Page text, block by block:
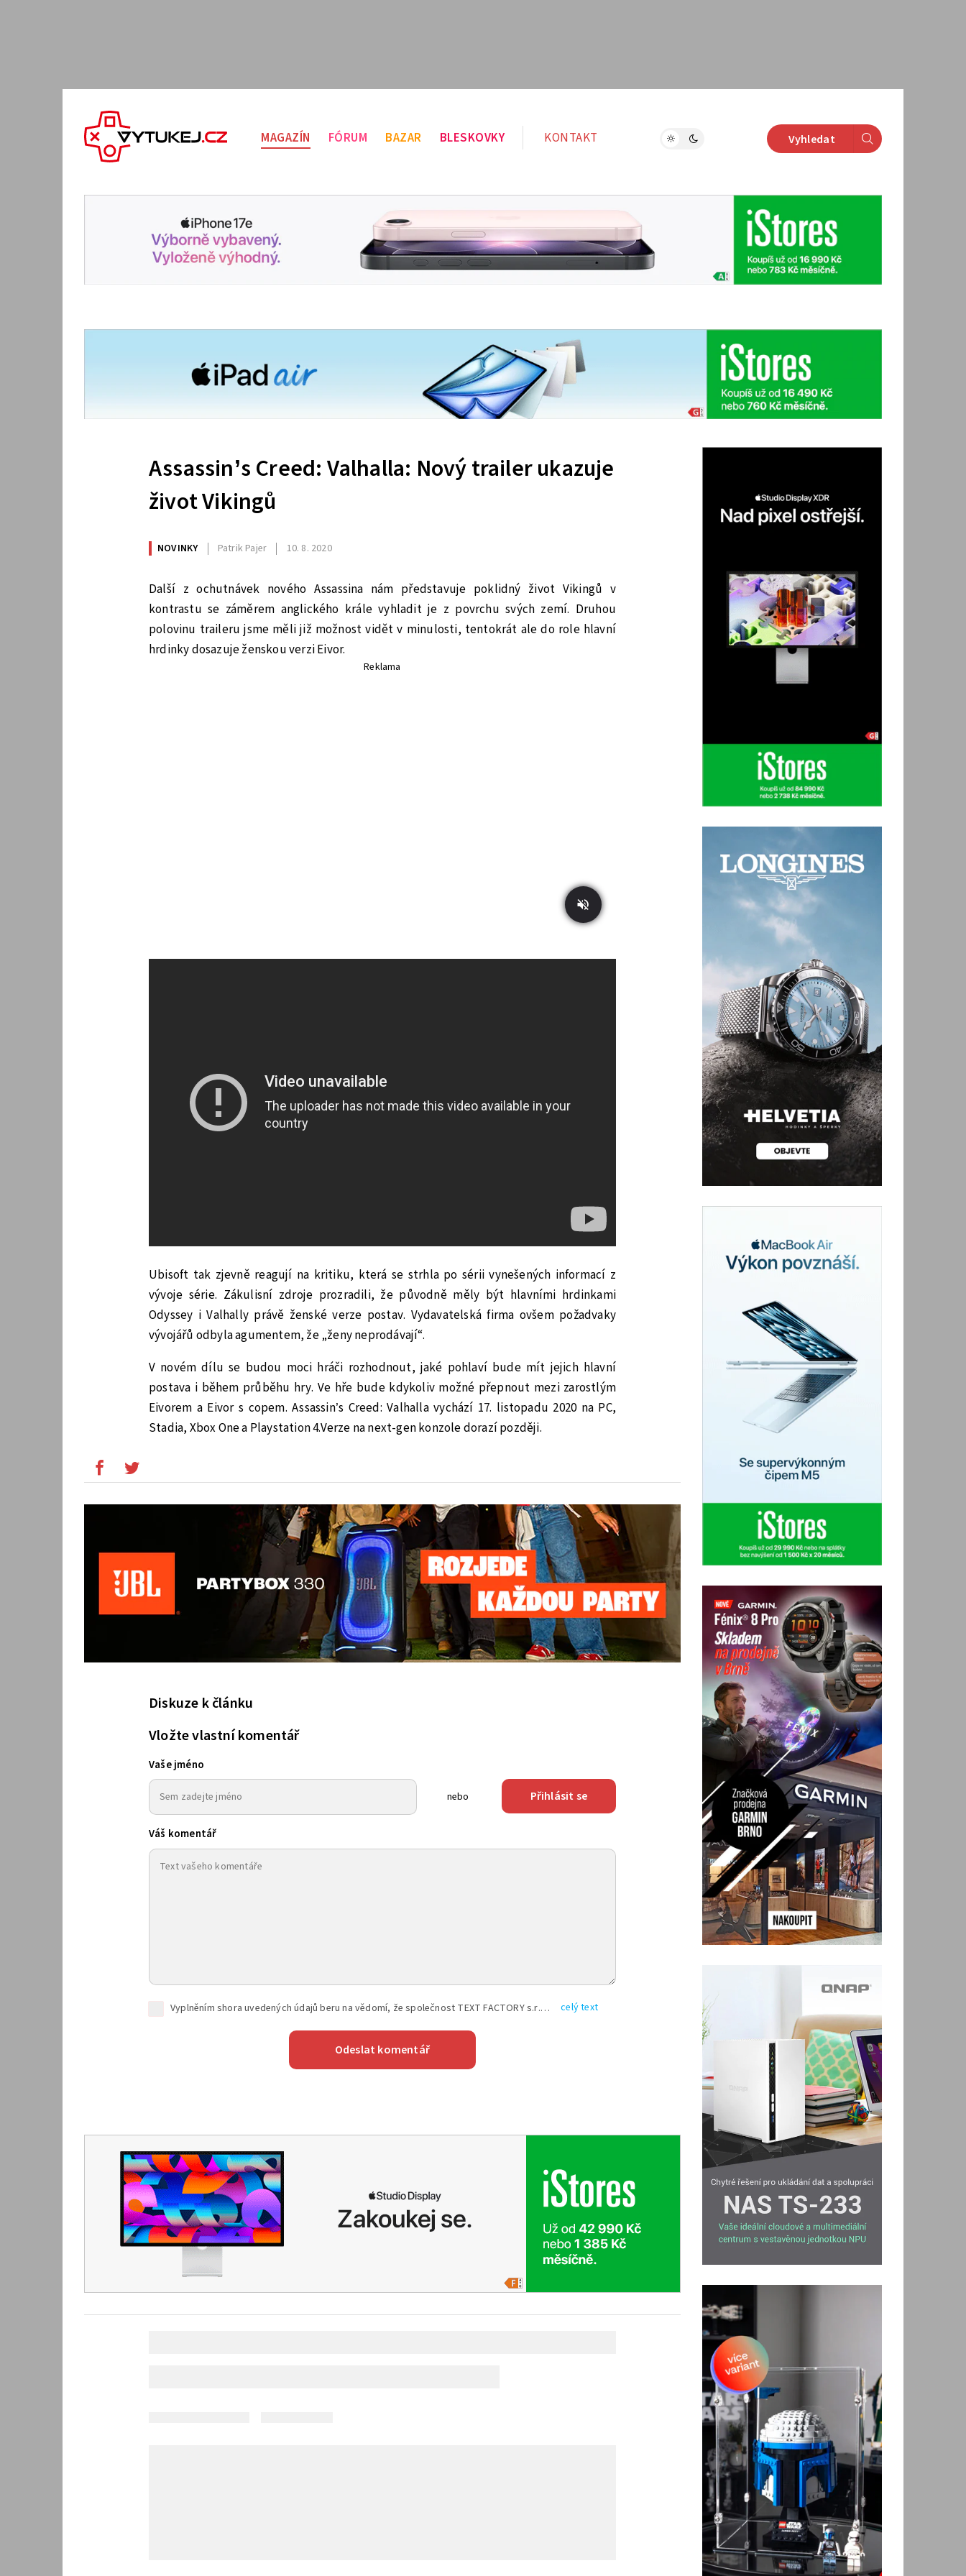
MAGAZÍN FÓRUM BAZAR BLESKOVKY KONTAKT Vyhledat
Assassin’s Creed: Valhalla: Nový trailer ukazuje
život Vikingů
NOVINKY Patrik Pajer 10. 8. 2020
Další z ochutnávek nového Assassina nám představuje poklidný život Vikingů v
kontrastu se záměrem anglického krále vyhladit je z povrchu svých zemí. Druhou
polovinu traileru jsme měli již možnost vidět v minulosti, tentokrát ale do role hlavní
hrdinky dosazuje ženskou verzi Eivor.
Reklama
Ubisoft tak zjevně reagují na kritiku, která se strhla po sérii vynešených informací z
vývoje série. Zákulisní zdroje prozradili, že původně měly být hlavními hrdinkami
Odyssey i Valhally právě ženské verze postav. Vydavatelská firma ovšem požadvaky
vývojářů odbyla agumentem, že „ženy neprodávají“.
V novém dílu se budou moci hráči rozhodnout, jaké pohlaví bude mít jejich hlavní
postava i během průběhu hry. Ve hře bude kdykoliv možné přepnout mezi zarostlým
Eivorem a Eivor s copem. Assassin’s Creed: Valhalla vychází 17. listopadu 2020 na PC,
Stadia, Xbox One a Playstation 4.Verze na next-gen konzole dorazí později.
Diskuze k článku
Vložte vlastní komentář
Vaše jméno
nebo Přihlásit se
Váš komentář
Vyplněním shora uvedených údajů beru na vědomí, že společnost TEXT FACTORY s.r.o., sídlem Brno, Durďákova 336/29, Černá Pole, PSČ: 613 00, IČ: 06157831, zapsané u Krajského soudu v Brně, oddíl C, vložka 100399, bude zpracovávat mé osobní údaje uvedené v rámci mnou vyplněného registračního formuláře na základě oprávněných zájmů TEXT FACTORY s.r.o. dle čl. 6 odst. 1 písm. f) GDPR a pro splnění právních povinností (čl. 6 odst. 1 písm. c) GDPR), a to pro tyto účely: nezbytnost zajistit oprávnění návštěvníka webových stránek provozovaných společností TEXT FACTORY s.r.o. přispívat aktivně ke zveřejněným článkům nebo v rámci diskusních fór a výkon práv TEXT FACTORY s.r.o. jako administrátora těchto diskusních fór. Více informací o zpracování osobních údajů a právech lze nalézt v celý text